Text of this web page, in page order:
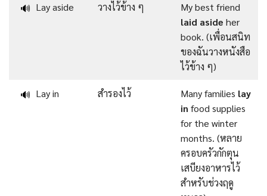
🔊 Lay aside วางไว้ข้าง ๆ
My best friend
laid aside her
book. (เพื่อนสนิท
ของฉันวางหนังสือ
ไว้ข้าง ๆ)
🔊 Lay in สำรองไว้ Many families lay
in food supplies
for the winter
months. (หลาย
ครอบครัวกักตุน
เสบียงอาหารไว้
สำหรับช่วงฤดู